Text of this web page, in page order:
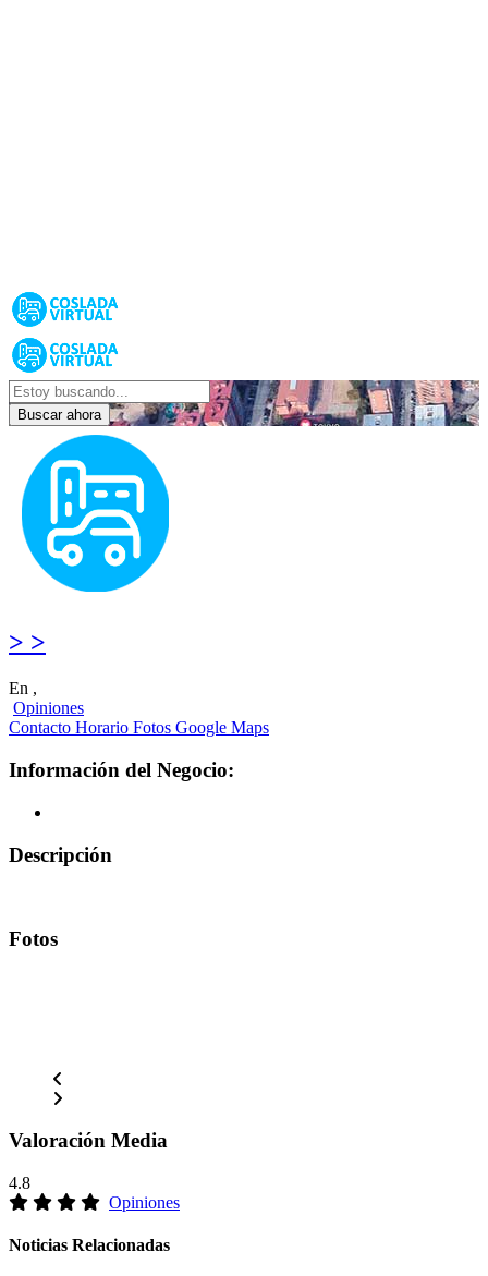
Buscar ahora
> >
En ,
Opiniones
Contacto Horario Fotos Google Maps
Información del Negocio:
Descripción
Fotos
Valoración Media
4.8
Opiniones
Noticias Relacionadas